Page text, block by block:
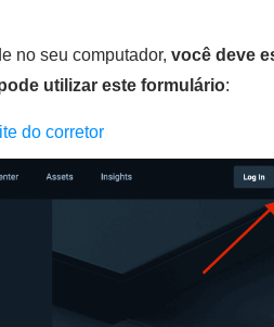
no seu computador, você deve
utilizar este formulário:
do corretor